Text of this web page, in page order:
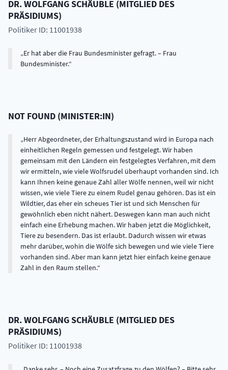
DR.WOLFGANGSCHÄUBLE (MITGLIED DES
PRÄSIDIUMS)
Politiker ID: 11001938
Er hat aber die Frau Bundesminister gefragt. – Frau
Bundesminister.
NOT FOUND (MINISTER:IN)
Herr Abgeordneter, der Erhaltungszustand wird in Europa nach
einheitlichen Regeln gemessen und festgelegt. Wir haben
gemeinsam mit den Ländern ein festgelegtes Verfahren, mit dem
wir ermitteln, wie viele Wolfsrudel überhaupt vorhanden sind. Ich
kann Ihnen keine genaue Zahl aller Wölfe nennen, weil wir nicht
wissen, wie viele Tiere zu einem Rudel genau gehören. Das ist ein
Wildtier, das eher ein scheues Tier ist und sich Menschen für
gewöhnlich eben nicht nähert. Deswegen kann man auch nicht
einfach eine Erhebung machen. Wir haben jetzt die Möglichkeit,
Tiere zu besendern. Das ist erlaubt. Dadurch wissen wir etwas
mehr darüber, wohin die Wölfe sich bewegen und wie viele Tiere
vorhanden sind. Aber man kann jetzt hier einfach keine genaue
Zahl in den Raum stellen.
DR.WOLFGANGSCHÄUBLE (MITGLIED DES
PRÄSIDIUMS)
Politiker ID: 11001938